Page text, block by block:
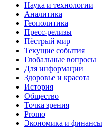
Наука и технологии
Аналитика
Геополитика
Пресс-релизы
Пёстрый мир
Текущие события
Глобальные вопросы
Для информации
Здоровье и красота
История
Общество
Точка зрения
Promo
Экономика и финансы